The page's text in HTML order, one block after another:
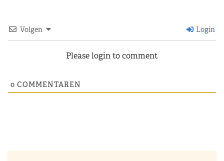
Volgen Login
Please login to comment
0 COMMENTAREN